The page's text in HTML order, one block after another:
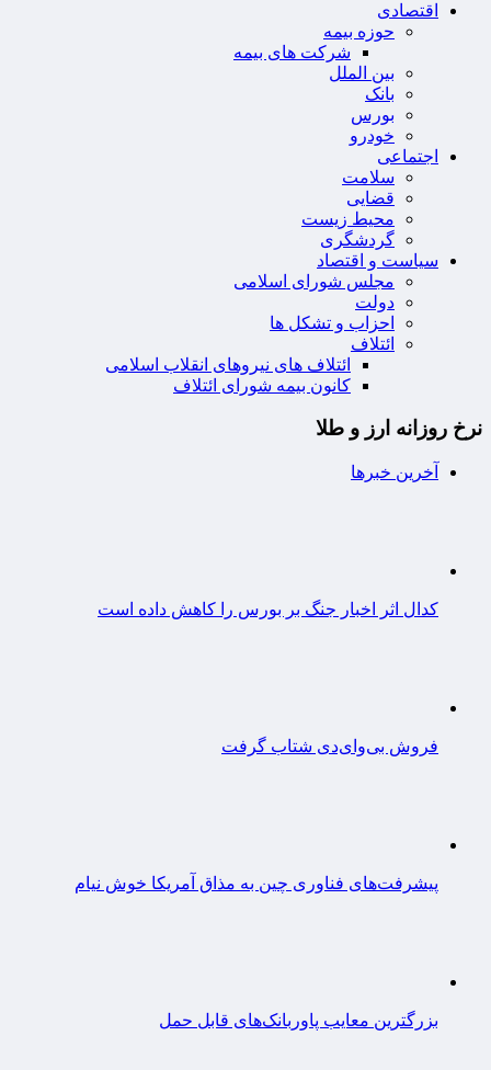
اقتصادی
حوزه بیمه
شرکت های بیمه
بین الملل
بانک
بورس
خودرو
اجتماعی
سلامت
قضایی
محیط زیست
گردشگری
سیاست و اقتصاد
مجلس شورای اسلامی
دولت
احزاب و تشکل ها
ائتلاف
ائتلاف های نیروهای انقلاب اسلامی
کانون بیمه شورای ائتلاف
نرخ روزانه ارز و طلا
آخرین خبرها
کدال اثر اخبار جنگ بر بورس را کاهش داده است
فروش بی‌وای‌دی شتاب گرفت
پیشرفت‌های فناوری چین به مذاق آمریکا خوش نیام
بزرگترین معایب پاوربانک‌های قابل حمل